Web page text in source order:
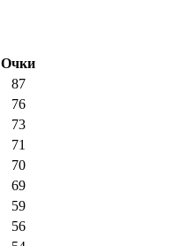
Очки
87
76
73
71
70
69
59
56